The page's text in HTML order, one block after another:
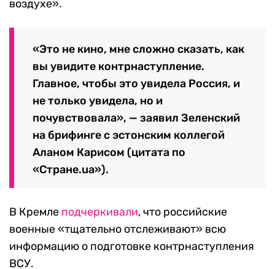
воздухе».
«Это не кино, мне сложно сказать, как
вы увидите контрнаступление.
Главное, чтобы это увидела Россия, и
не только увидела, но и
почувствовала», — заявил Зеленский
на брифинге с эстонским коллегой
Аланом Карисом (цитата по
«Стране.ua»).
В Кремле подчеркивали, что российские
военные «тщательно отслеживают» всю
информацию о подготовке контрнаступления
ВСУ.